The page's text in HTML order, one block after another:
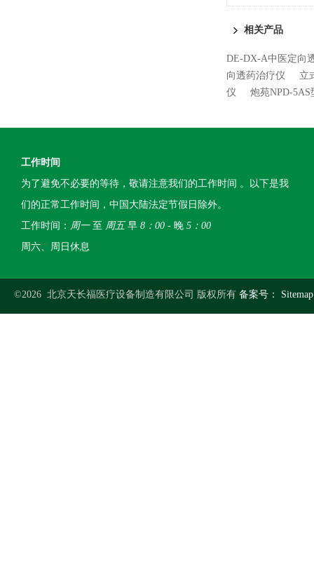
相关产品
DE-DX-A中医定向
向透药治疗仪
立
仪
炮苑NPD-
工作时间
为了避免不必要的等待，敬请注意我们的工作时间 。以下是我
们的正常工作时间，中国大陆法定节假日除外。
工作时间： 周一至 周五早 8：00 - 晚 5：00
周六、周日休息
©2026 北京天长福医疗设备制造有限公司 版权所有 备案号：